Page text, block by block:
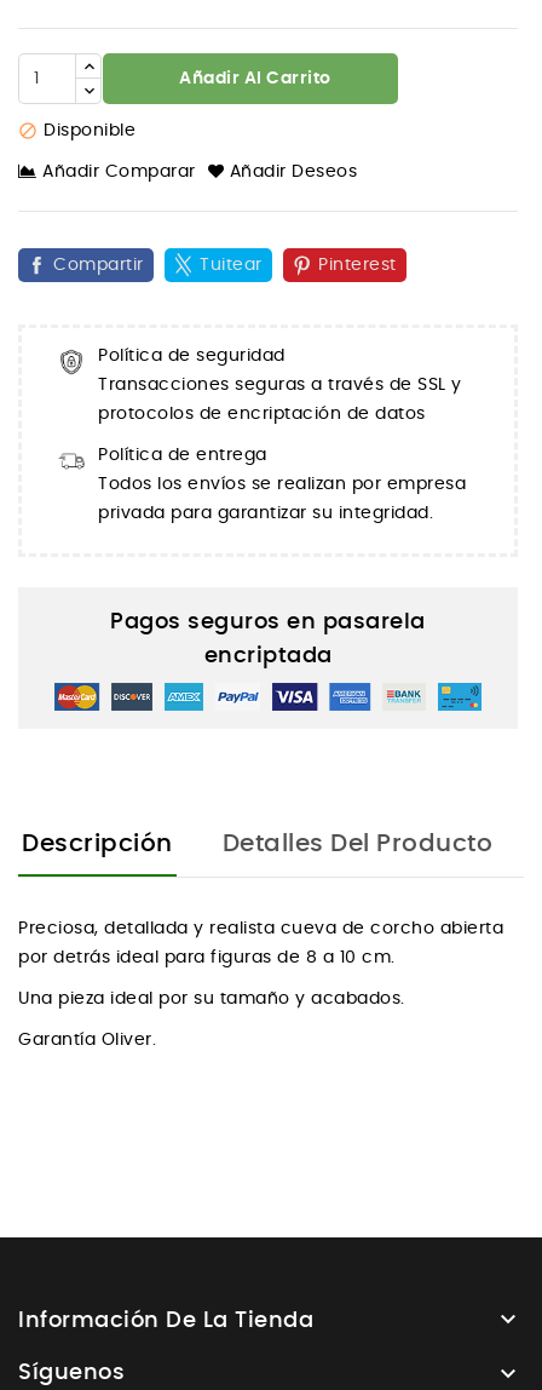
Añadir Al Carrito
 Disponible
Añadir Comparar Añadir Deseos
Compartir Tuitear Pinterest
Política de seguridad
Transacciones seguras a través de SSL y
protocolos de encriptación de datos
Política de entrega
Todos los envíos se realizan por empresa
privada para garantizar su integridad.
Pagos seguros en pasarela
encriptada
Descripción Detalles Del Producto
Preciosa, detallada y realista cueva de corcho abierta
por detrás ideal para figuras de 8 a 10 cm.
Una pieza ideal por su tamaño y acabados.
Garantía Oliver.
Información De La Tienda 
Síguenos 